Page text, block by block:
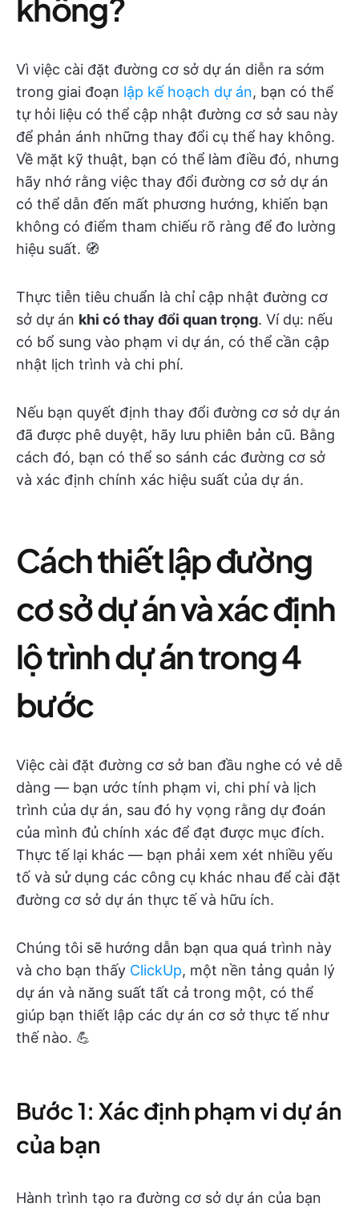
không?
Vì việc cài đặt đường cơ sở dự án diễn ra sớm
trong giai đoạn lập kế hoạch dự án, bạn có thể
tự hỏi liệu có thể cập nhật đường cơ sở sau này
để phản ánh những thay đổi cụ thể hay không.
Về mặt kỹ thuật, bạn có thể làm điều đó, nhưng
hãy nhớ rằng việc thay đổi đường cơ sở dự án
có thể dẫn đến mất phương hướng, khiến bạn
không có điểm tham chiếu rõ ràng để đo lường
hiệu suất. 🧭
Thực tiễn tiêu chuẩn là chỉ cập nhật đường cơ
sở dự án khi có thay đổi quan trọng. Ví dụ: nếu
có bổ sung vào phạm vi dự án, có thể cần cập
nhật lịch trình và chi phí.
Nếu bạn quyết định thay đổi đường cơ sở dự án
đã được phê duyệt, hãy lưu phiên bản cũ. Bằng
cách đó, bạn có thể so sánh các đường cơ sở
và xác định chính xác hiệu suất của dự án.
Cách thiết lập đường
cơ sở dự án và xác định
lộ trình dự án trong 4
bước
Việc cài đặt đường cơ sở ban đầu nghe có vẻ dễ
dàng — bạn ước tính phạm vi, chi phí và lịch
trình của dự án, sau đó hy vọng rằng dự đoán
của mình đủ chính xác để đạt được mục đích.
Thực tế lại khác — bạn phải xem xét nhiều yếu
tố và sử dụng các công cụ khác nhau để cài đặt
đường cơ sở dự án thực tế và hữu ích.
Chúng tôi sẽ hướng dẫn bạn qua quá trình này
và cho bạn thấy ClickUp, một nền tảng quản lý
dự án và năng suất tất cả trong một, có thể
giúp bạn thiết lập các dự án cơ sở thực tế như
thế nào. 💪
Bước 1: Xác định phạm vi dự án
của bạn
Hành trình tạo ra đường cơ sở dự án của bạn